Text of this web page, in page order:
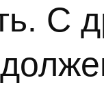
С